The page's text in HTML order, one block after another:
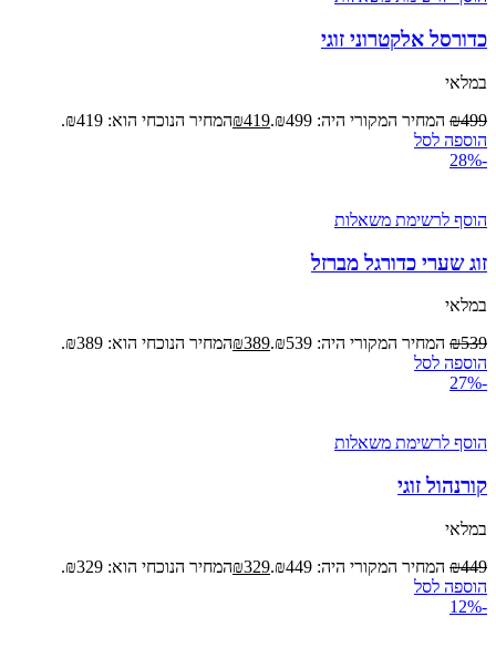
כדורסל אלקטרוני זוגי
במלאי
₪499 המחיר המקורי היה: ₪499. ₪419
המחיר הנוכחי הוא: ₪419.
הוספה לסל
-28%
הוסף לרשימת משאלות
זוג שערי כדורגל מברזל
במלאי
₪539 המחיר המקורי היה: ₪539. ₪389
המחיר הנוכחי הוא: ₪389.
הוספה לסל
-27%
הוסף לרשימת משאלות
קורנהול זוגי
במלאי
₪449 המחיר המקורי היה: ₪449. ₪329
המחיר הנוכחי הוא: ₪329.
הוספה לסל
-12%